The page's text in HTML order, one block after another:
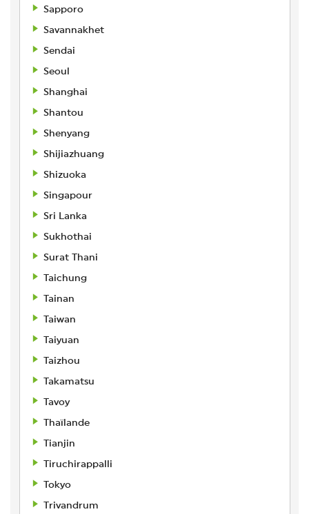
Sapporo
Savannakhet
Sendai
Seoul
Shanghai
Shantou
Shenyang
Shijiazhuang
Shizuoka
Singapour
Sri Lanka
Sukhothai
Surat Thani
Taichung
Tainan
Taiwan
Taiyuan
Taizhou
Takamatsu
Tavoy
Thaïlande
Tianjin
Tiruchirappalli
Tokyo
Trivandrum